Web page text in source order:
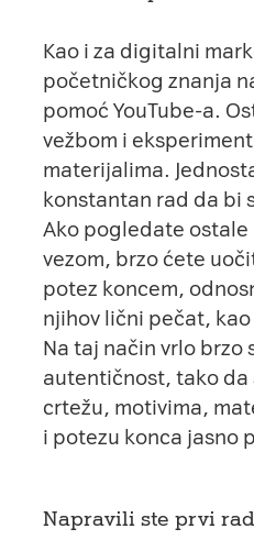
Kao i za digitalni
početničkog znanja
pomoć YouTube-a.
vežbom i
materijalima.
konstantan rad da bi
Ako pogledate ostale
vezom, brzo ćete
potez koncem,
njihov lični pečat,
Na taj način vrlo brzo
autentičnost, tako da
crtežu, motivima,
i potezu konca jasno
Napravili ste prvi